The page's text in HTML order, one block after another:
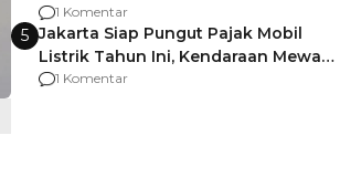
1 Komentar
5 Jakarta Siap Pungut Pajak Mobil
Listrik Tahun Ini, Kendaraan Mewah
Kena hingga 75% PKB
1 Komentar